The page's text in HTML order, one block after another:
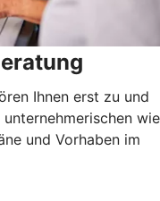
Ihnen erst zu und
wie
und Vorhaben im